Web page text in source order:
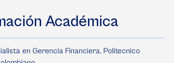
Académica
en Gerencia Financiera, Politecnico